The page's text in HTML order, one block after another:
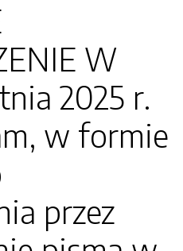
W
2025 r.
w formie
przez